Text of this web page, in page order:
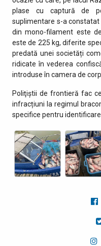
plase cu captură de
suplimentare s-a
din mono-filament este
este de 225 kg, diferite
predată unei societăți
ridicate în vederea
introduse în camera de
Poliţiştii de frontieră fac
infracțiuni la regimul
specifice pentru